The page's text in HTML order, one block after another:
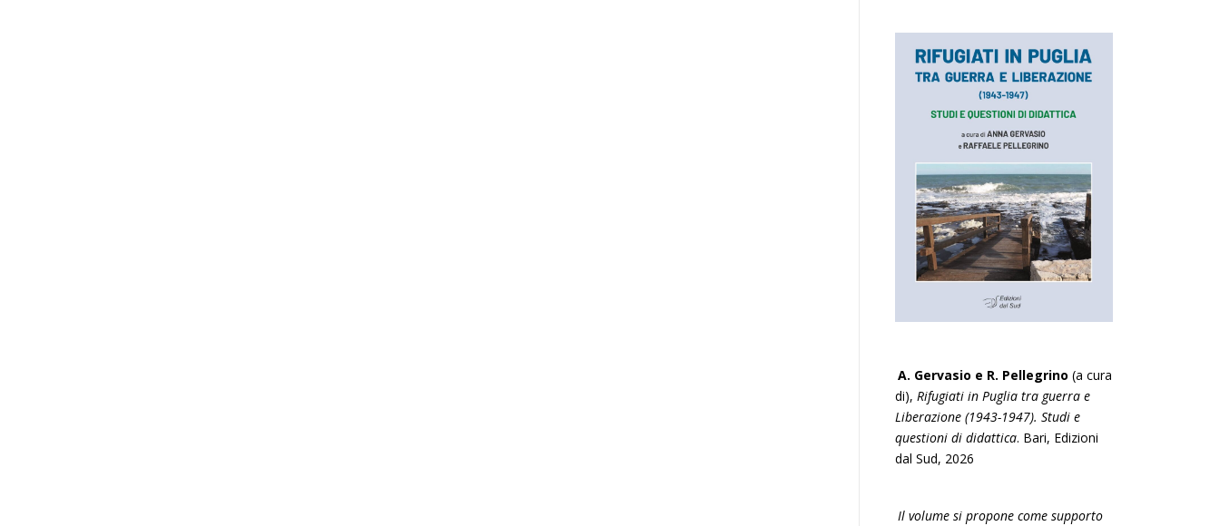
A. Gervasio e R. Pellegrino (a cura
di), Rifugiati in Puglia tra guerra e
Liberazione (1943-1947). Studi e
questioni di didattica. Bari, Edizioni
dal Sud, 2026
Il volume si propone come supporto